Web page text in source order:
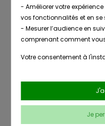
Nombreuses
références
Conseils
- Améliorer votre
vos fonctionnalités et en
- Mesurer l’audience en
comprenant comment
Votre consentement à
Je